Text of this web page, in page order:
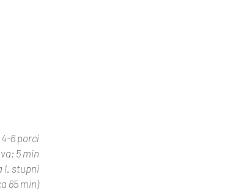
6 porcí
5 min
I. stupni
65 min)